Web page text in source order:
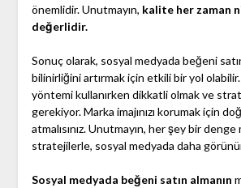
önemlidir. Unutmayın, kalite her zaman
değerlidir.
Sonuç olarak, sosyal medyada beğeni
bilinirliğini artırmak için etkili bir yol
yöntemi kullanırken dikkatli olmak ve
gerekiyor. Marka imajınızı korumak için
atmalısınız. Unutmayın, her şey bir
stratejilerle, sosyal medyada daha
Sosyal medyada beğeni satın almanın